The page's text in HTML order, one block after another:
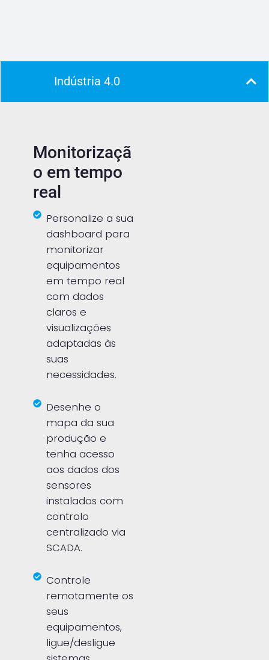
Indústria 4.0
Monitorizaçã
o em tempo
real
Personalize a sua
dashboard para
monitorizar
equipamentos
em tempo real
com dados
claros e
visualizações
adaptadas às
suas
necessidades.
Desenhe o
mapa da sua
produção e
tenha acesso
aos dados dos
sensores
instalados com
controlo
centralizado via
SCADA.
Controle
remotamente os
seus
equipamentos,
ligue/desligue